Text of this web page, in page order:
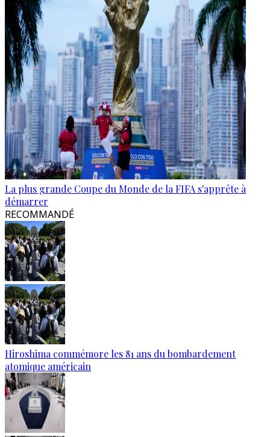
La plus grande Coupe du Monde de la FIFA s'apprête à
démarrer
RECOMMANDÉ
Hiroshima commémore les 81 ans du bombardement
atomique américain